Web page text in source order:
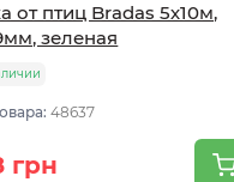
от птиц Bradas 5х10м,
зеленая
48637
грн